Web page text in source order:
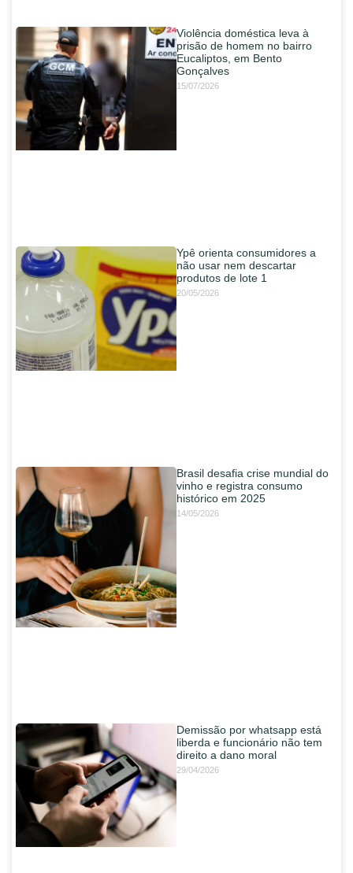
Violência doméstica leva à
prisão de homem no bairro
Eucaliptos, em Bento
Gonçalves
15/07/2026
Ypê orienta consumidores a
não usar nem descartar
produtos de lote 1
20/05/2026
Brasil desafia crise mundial do
vinho e registra consumo
histórico em 2025
14/05/2026
Demissão por whatsapp está
liberda e funcionário não tem
direito a dano moral
29/04/2026